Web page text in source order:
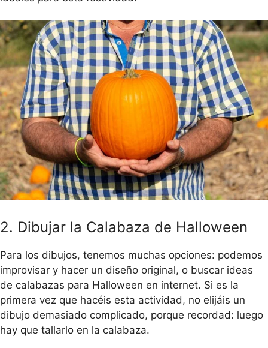
2. Dibujar la Calabaza de Halloween
Para los dibujos, tenemos muchas opciones: podemos
improvisar y hacer un diseño original, o buscar ideas
de calabazas para Halloween en internet. Si es la
primera vez que hacéis esta actividad, no elijáis un
dibujo demasiado complicado, porque recordad: luego
hay que tallarlo en la calabaza.